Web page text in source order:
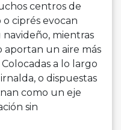
centros de
o ciprés evocan
mientras
aportan un aire más
a lo largo
o dispuestas
como un eje
sin